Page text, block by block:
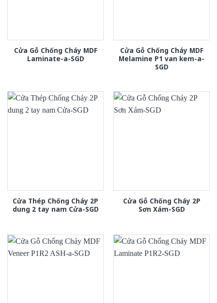
Cửa Gỗ Chống Cháy MDF
Laminate-a-SGD
Cửa Gỗ Chống Cháy MDF
Melamine P1 van kem-a-
SGD
Cửa Thép Chống Cháy 2P
dung 2 tay nam Cửa-SGD
Cửa Gỗ Chống Cháy 2P
Sơn Xám-SGD